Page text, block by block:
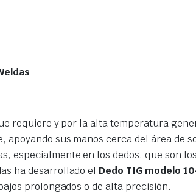
requiere y por la alta temperatura
sus manos cerca del área de
especialmente en los dedos, que son
ha desarrollado el Dedo TIG modelo
prolongados o de alta precisión.